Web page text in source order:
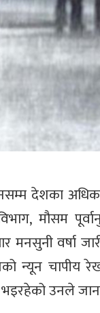
देशका
मौसम
मनसुनी वर्षा
न्यून चापीय
उनले